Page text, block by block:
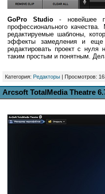
GoPro Studio - новейшее
профессионального
редактируемые шаблоны,
эффекты замедления и
редактировать проект с
таким простым и понятным.
Категория: Редакторы | Просмотров:
Arcsoft TotalMedia Theatre